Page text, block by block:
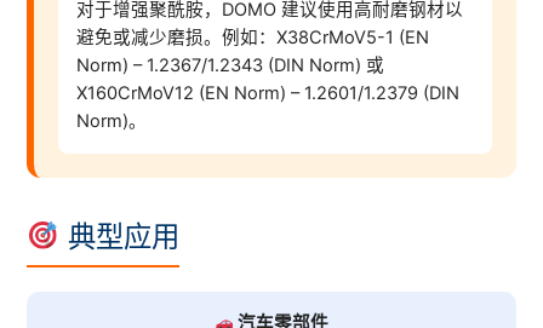
对于增强聚酰胺，DOMO 建议使用高耐磨钢材以
避免或减少磨损。例如：X38CrMoV5-1 (EN
Norm) – 1.2367/1.2343 (DIN Norm) 或
X160CrMoV12 (EN Norm) – 1.2601/1.2379 (DIN
Norm)。
典型应用
汽车零部件